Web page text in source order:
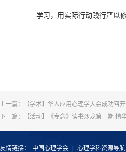
学习，用实际行动践行严以
上一篇：
【学术】华人应用心理学大会成功召开
下一篇：
【活动】《专念》读书沙龙第一期 精
友情链接： 中国心理学会 心理学科资源导